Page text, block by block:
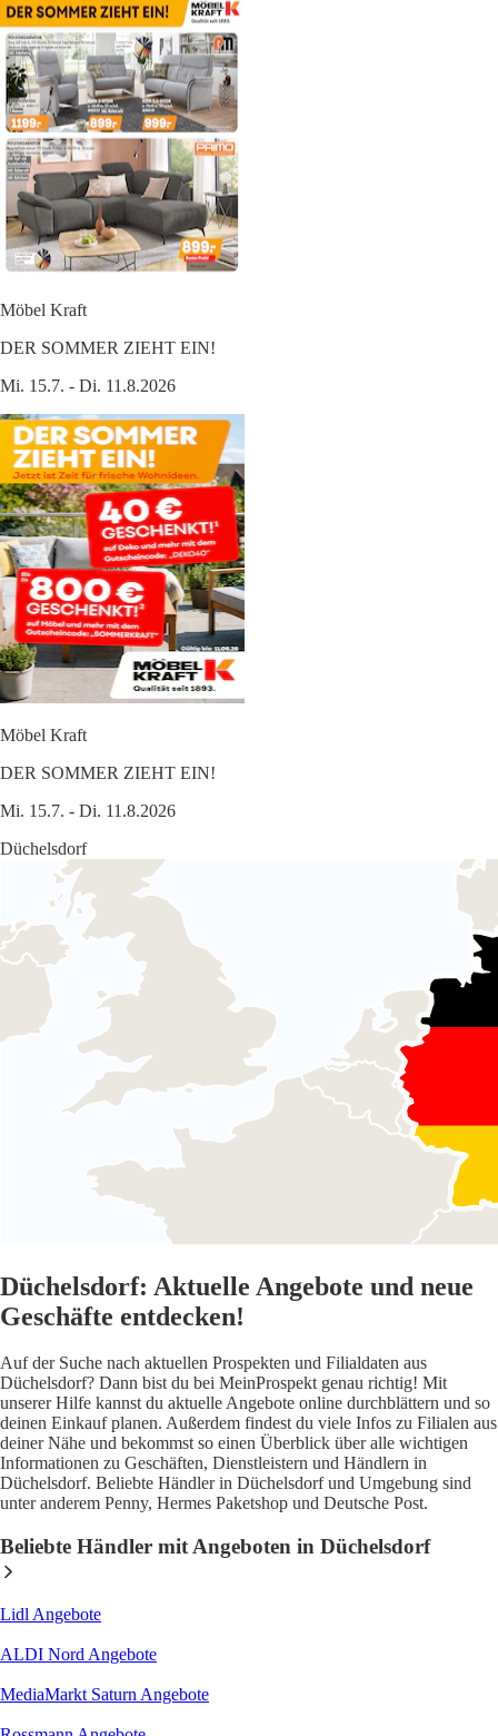
Möbel Kraft
DER SOMMER ZIEHT EIN!
Mi. 15.7. - Di. 11.8.2026
Möbel Kraft
DER SOMMER ZIEHT EIN!
Mi. 15.7. - Di. 11.8.2026
Düchelsdorf
Düchelsdorf: Aktuelle Angebote und neue
Geschäfte entdecken!
Auf der Suche nach aktuellen Prospekten und Filialdaten aus
Düchelsdorf? Dann bist du bei MeinProspekt genau richtig! Mit
unserer Hilfe kannst du aktuelle Angebote online durchblättern und so
deinen Einkauf planen. Außerdem findest du viele Infos zu Filialen aus
deiner Nähe und bekommst so einen Überblick über alle wichtigen
Informationen zu Geschäften, Dienstleistern und Händlern in
Düchelsdorf. Beliebte Händler in Düchelsdorf und Umgebung sind
unter anderem Penny, Hermes Paketshop und Deutsche Post.
Beliebte Händler mit Angeboten in Düchelsdorf
Lidl Angebote
ALDI Nord Angebote
MediaMarkt Saturn Angebote